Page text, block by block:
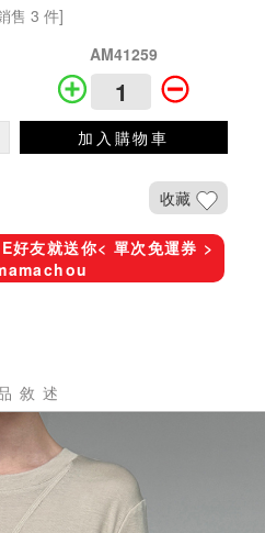
售 3 件]
AM41259
加入購物車
收藏
友就送你< 單次免運券 >
敘述